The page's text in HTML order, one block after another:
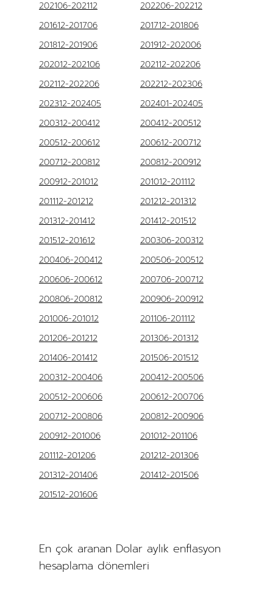
202106-202112
202206-202212
201612-201706
201712-201806
201812-201906
201912-202006
202012-202106
202112-202206
202112-202206
202212-202306
202312-202405
202401-202405
200312-200412
200412-200512
200512-200612
200612-200712
200712-200812
200812-200912
200912-201012
201012-201112
201112-201212
201212-201312
201312-201412
201412-201512
201512-201612
200306-200312
200406-200412
200506-200512
200606-200612
200706-200712
200806-200812
200906-200912
201006-201012
201106-201112
201206-201212
201306-201312
201406-201412
201506-201512
200312-200406
200412-200506
200512-200606
200612-200706
200712-200806
200812-200906
200912-201006
201012-201106
201112-201206
201212-201306
201312-201406
201412-201506
201512-201606
En çok aranan Dolar aylık enflasyon
hesaplama dönemleri